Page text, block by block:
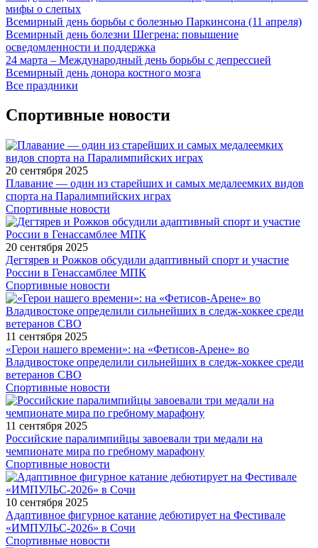
мифы о слепых
Всемирный день борьбы с болезнью Паркинсона (11 апреля)
Всемирный день болезни Шегрена: повышение
осведомленности и поддержка
24 марта – Международный день борьбы с депрессией
Всемирный день донора костного мозга
Все праздники
Спортивные новости
20 сентября 2025
Плавание — один из старейших и самых медалеемких видов
спорта на Паралимпийских играх
Спортивные новости
20 сентября 2025
Дегтярев и Рожков обсудили адаптивный спорт и участие
России в Генассамблее МПК
Спортивные новости
11 сентября 2025
«Герои нашего времени»: на «Фетисов-Арене» во
Владивостоке определили сильнейших в следж-хоккее среди
ветеранов СВО
Спортивные новости
11 сентября 2025
Российские паралимпийцы завоевали три медали на
чемпионате мира по гребному марафону
Спортивные новости
10 сентября 2025
Адаптивное фигурное катание дебютирует на Фестивале
«ИМПУЛЬС-2026» в Сочи
Спортивные новости